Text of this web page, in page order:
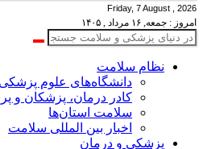
Friday, 7 August , 2026
امروز : جمعه, ۱۶ مرداد , ۱۴۰۵
نظام سلامت
دانشگاه‌های علوم پزشکی
کادر درمان، پزشکان و
سلامت استان‌ها
اخبار بین المللی سلامت
پزشکی و درمان